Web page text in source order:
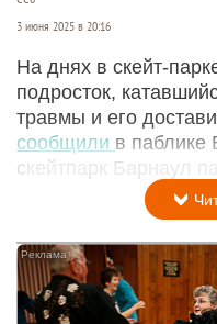
3 июня 2025 в 20:16
На днях в скейт-
подросток,
травмы и его
сообщили в паблике
скейтпарк Барнаул